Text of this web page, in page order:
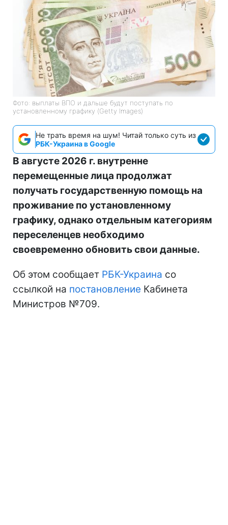
Фото: выплаты ВПО и дальше будут поступать по
установленному графику (Getty Images)
Не трать время на шум! Читай только суть из
РБК-Украина в Google
В августе 2026 г. внутренне
перемещенные лица продолжат
получать государственную помощь на
проживание по установленному
графику, однако отдельным категориям
переселенцев необходимо
своевременно обновить свои данные.
Об этом сообщает РБК-Украина со
ссылкой на постановление Кабинета
Министров №709.